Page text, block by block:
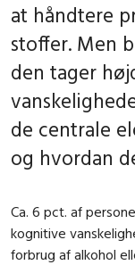
at håndtere
stoffer. Men
den tager
de centrale
og hvordan
Ca. 6 pct. af
kognitive
forbrug af alkohol